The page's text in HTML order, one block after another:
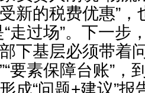
新的税费优惠”
“走过场”。下一步
下基层必须带着
要素保障台账”，
成“问题+建议”